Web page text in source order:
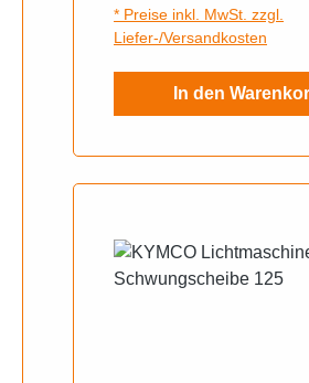
* Preise inkl. MwSt. zzgl.
Liefer-/Versandkosten
In den